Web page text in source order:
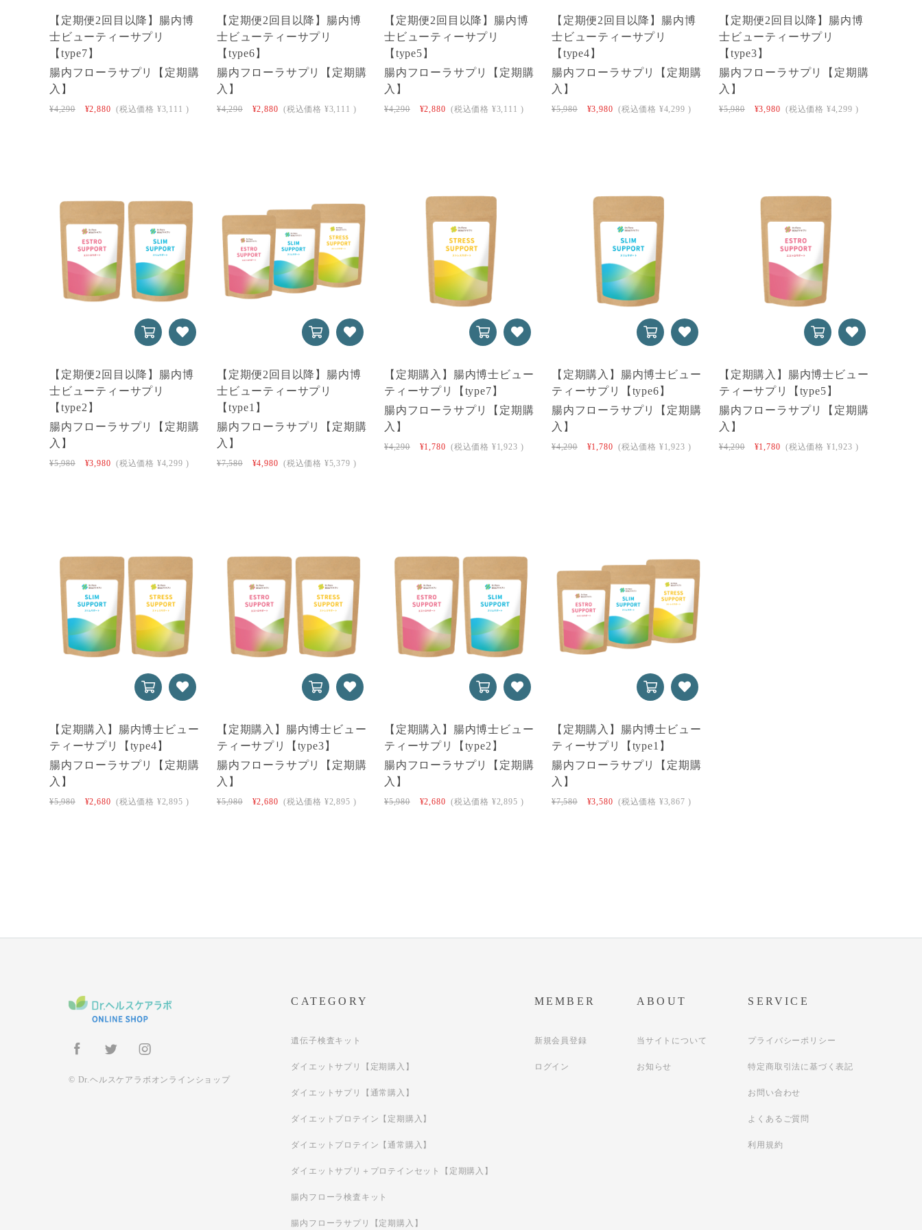
【定期便2回目以降】腸内博
士ビューティーサプリ
【type7】
腸内フローラサプリ【定期購
入】
¥4,290 ¥2,880 (税込価格 ¥3,111 )
【定期便2回目以降】腸内博
士ビューティーサプリ
【type6】
腸内フローラサプリ【定期購
入】
¥4,290 ¥2,880 (税込価格 ¥3,111 )
【定期便2回目以降】腸内博
士ビューティーサプリ
【type5】
腸内フローラサプリ【定期購
入】
¥4,290 ¥2,880 (税込価格 ¥3,111 )
【定期便2回目以降】腸内博
士ビューティーサプリ
【type4】
腸内フローラサプリ【定期購
入】
¥5,980 ¥3,980 (税込価格 ¥4,299 )
【定期便2回目以降】腸内博
士ビューティーサプリ
【type3】
腸内フローラサプリ【定期購
入】
¥5,980 ¥3,980 (税込価格 ¥4,299 )
【定期便2回目以降】腸内博
士ビューティーサプリ
【type2】
腸内フローラサプリ【定期購
入】
¥5,980 ¥3,980 (税込価格 ¥4,299 )
【定期便2回目以降】腸内博
士ビューティーサプリ
【type1】
腸内フローラサプリ【定期購
入】
¥7,580 ¥4,980 (税込価格 ¥5,379 )
【定期購入】腸内博士ビュー
ティーサプリ【type7】
腸内フローラサプリ【定期購
入】
¥4,290 ¥1,780 (税込価格 ¥1,923 )
【定期購入】腸内博士ビュー
ティーサプリ【type6】
腸内フローラサプリ【定期購
入】
¥4,290 ¥1,780 (税込価格 ¥1,923 )
【定期購入】腸内博士ビュー
ティーサプリ【type5】
腸内フローラサプリ【定期購
入】
¥4,290 ¥1,780 (税込価格 ¥1,923 )
【定期購入】腸内博士ビュー
ティーサプリ【type4】
腸内フローラサプリ【定期購
入】
¥5,980 ¥2,680 (税込価格 ¥2,895 )
【定期購入】腸内博士ビュー
ティーサプリ【type3】
腸内フローラサプリ【定期購
入】
¥5,980 ¥2,680 (税込価格 ¥2,895 )
【定期購入】腸内博士ビュー
ティーサプリ【type2】
腸内フローラサプリ【定期購
入】
¥5,980 ¥2,680 (税込価格 ¥2,895 )
【定期購入】腸内博士ビュー
ティーサプリ【type1】
腸内フローラサプリ【定期購
入】
¥7,580 ¥3,580 (税込価格 ¥3,867 )
© Dr.ヘルスケアラボオンラインショップ
CATEGORY
遺伝子検査キット
ダイエットサプリ【定期購入】
ダイエットサプリ【通常購入】
ダイエットプロテイン【定期購入】
ダイエットプロテイン【通常購入】
ダイエットサプリ＋プロテインセット【定期購入】
腸内フローラ検査キット
腸内フローラサプリ【定期購入】
MEMBER
新規会員登録
ログイン
ABOUT
当サイトについて
お知らせ
SERVICE
プライバシーポリシー
特定商取引法に基づく表記
お問い合わせ
よくあるご質問
利用規約